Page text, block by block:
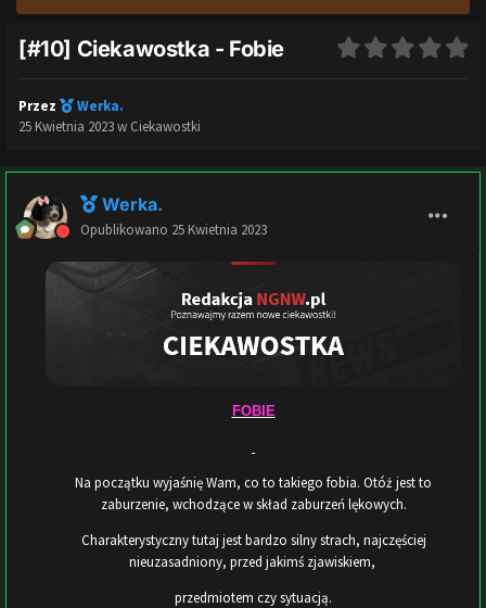
[#10] Ciekawostka - Fobie
Przez
Werka.
25 Kwietnia 2023w Ciekawostki
Werka.
Opublikowano 25 Kwietnia 2023
FOBIE
Na początku wyjaśnię Wam, co to takiego fobia. Otóż jest to
zaburzenie, wchodzące w skład zaburzeń lękowych.
Charakterystyczny tutaj jest bardzo silny strach, najczęściej
nieuzasadniony, przed jakimś zjawiskiem,
przedmiotem czy sytuacją.